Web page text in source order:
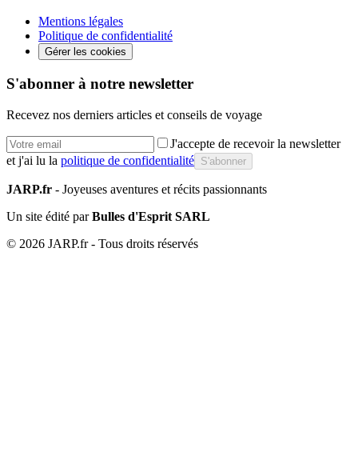
Mentions légales
Politique de confidentialité
Gérer les cookies
S'abonner à notre newsletter
Recevez nos derniers articles et conseils de voyage
J'accepte de recevoir la newsletter
et j'ai lu la politique de confidentialité S'abonner
JARP.fr - Joyeuses aventures et récits passionnants
Un site édité parBulles d'Esprit SARL
© 2026 JARP.fr - Tous droits réservés